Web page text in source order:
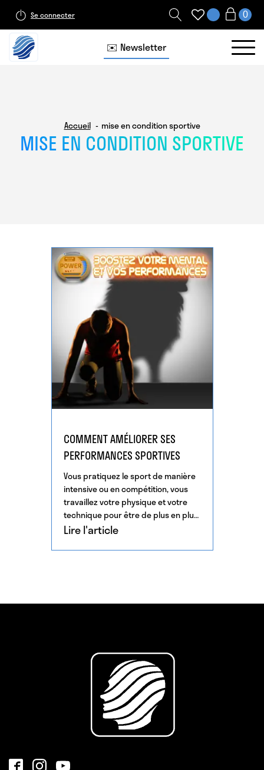
Se connecter
✉️ Newsletter
Accueil mise en condition sportive
MISE EN CONDITION SPORTIVE
COMMENT AMÉLIORER SES
PERFORMANCES SPORTIVES
Vous pratiquez le sport de manière
intensive ou en compétition, vous
travaillez votre physique et votre
technique pour être de plus en plus
performant, c’est […]
Lire l'article